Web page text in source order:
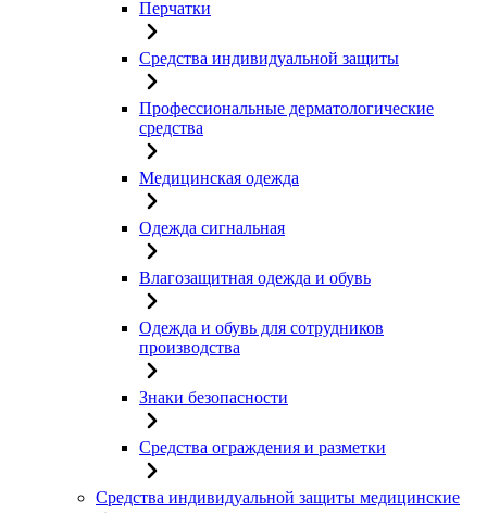
Перчатки
Средства индивидуальной защиты
Профессиональные дерматологические
средства
Медицинская одежда
Одежда сигнальная
Влагозащитная одежда и обувь
Одежда и обувь для сотрудников
производства
Знаки безопасности
Средства ограждения и разметки
Средства индивидуальной защиты медицинские